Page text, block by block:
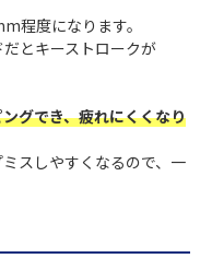
程度になります。
とキーストロークが
グでき、疲れにくくなり
スしやすくなるので、一